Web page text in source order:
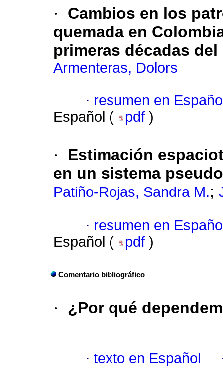
·
Cambios en los
quemada en
primeras décadas del
Armenteras, Dolors
· resumen en
Español (
pdf )
·
Estimación
en un sistema
Patiño-Rojas, Sandra M.;
· resumen en
Español (
pdf )
Comentario bibliográfico
· ¿Por qué
· texto en Español